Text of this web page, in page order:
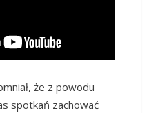
że z powodu
spotkań zachować